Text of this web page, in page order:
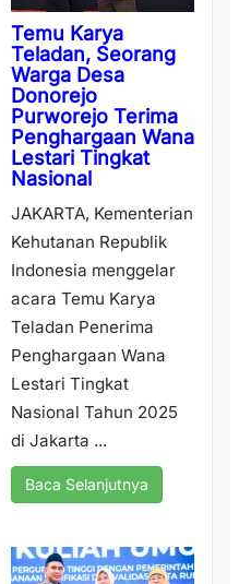
Temu Karya
Teladan, Seorang
Warga Desa
Donorejo
Purworejo Terima
Penghargaan Wana
Lestari Tingkat
Nasional
JAKARTA, Kementerian
Kehutanan Republik
Indonesia menggelar
acara Temu Karya
Teladan Penerima
Penghargaan Wana
Lestari Tingkat
Nasional Tahun 2025
di Jakarta ...
Baca Selanjutnya